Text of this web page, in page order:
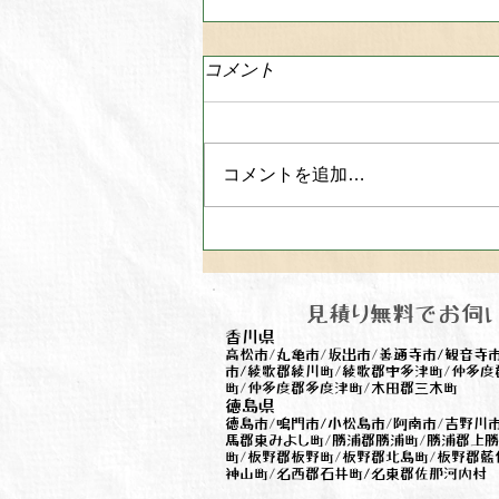
｢ちゃんとクリーンサービス｣
コメント
コメントを追加…
見積り無料でお伺
香川県
高松市/丸亀市/坂出市​/善通寺市/観音寺
市/綾歌郡綾川町/綾歌郡宇多津町/仲多度
町/仲多度郡多度津町/木田郡三木町
徳島県
徳島市/鳴門市/小松島市/ 阿南市/吉野川
馬郡東みよし町/勝浦郡勝浦町/勝浦郡上
町/板野郡板野町/板野郡北島町/板野郡藍
神山町/名西郡石井町/名東郡佐那河内村